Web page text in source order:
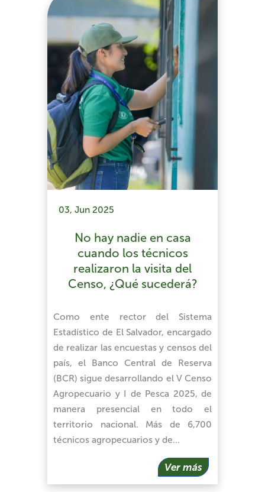
03, Jun 2025
No hay nadie en casa
cuando los técnicos
realizaron la visita del
Censo, ¿Qué sucederá?
Como ente rector del Sistema
Estadístico de El Salvador, encargado
de realizar las encuestas y censos del
país, el Banco Central de Reserva
(BCR) sigue desarrollando el V Censo
Agropecuario y I de Pesca 2025, de
manera presencial en todo el
territorio nacional. Más de 6,700
técnicos agropecuarios y de…
Ver más